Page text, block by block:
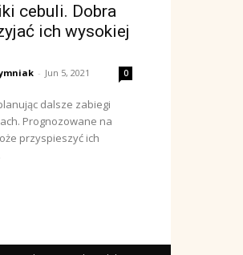
cebuli. Dobra
ich wysokiej
- Jun 5, 2021 0
dalsze zabiegi
Prognozowane na
przyspieszyć ich